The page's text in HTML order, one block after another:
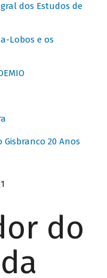
dos Estudos de
Lobos e os
Gisbranco 20 Anos
do